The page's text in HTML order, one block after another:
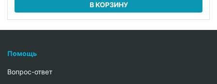
В КОРЗИНУ
Помощь
Вопрос-ответ